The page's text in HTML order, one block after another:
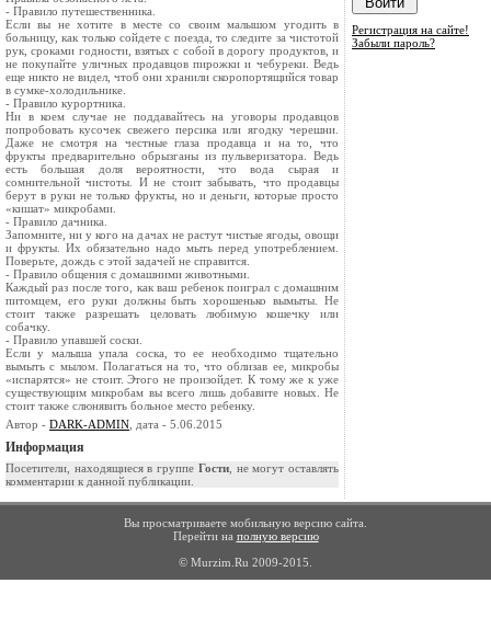
- Правило путешественника.
Если вы не хотите в месте со своим малышом угодить в
больницу, как только сойдете с поезда, то следите за чистотой
рук, сроками годности, взятых с собой в дорогу продуктов, и
не покупайте уличных продавцов пирожки и чебуреки. Ведь
еще никто не видел, чтоб они хранили скоропортящийся товар
в сумке-холодильнике.
- Правило курортника.
Ни в коем случае не поддавайтесь на уговоры продавцов
попробовать кусочек свежего персика или ягодку черешни.
Даже не смотря на честные глаза продавца и на то, что
фрукты предварительно обрызганы из пульверизатора. Ведь
есть большая доля вероятности, что вода сырая и
сомнительной чистоты. И не стоит забывать, что продавцы
берут в руки не только фрукты, но и деньги, которые просто
«кишат» микробами.
- Правило дачника.
Запомните, ни у кого на дачах не растут чистые ягоды, овощи
и фрукты. Их обязательно надо мыть перед употреблением.
Поверьте, дождь с этой задачей не справится.
- Правило общения с домашними животными.
Каждый раз после того, как ваш ребенок поиграл с домашним
питомцем, его руки должны быть хорошенько вымыты. Не
стоит также разрешать целовать любимую кошечку или
собачку.
- Правило упавшей соски.
Если у малыша упала соска, то ее необходимо тщательно
вымыть с мылом. Полагаться на то, что облизав ее, микробы
«испарятся» не стоит. Этого не произойдет. К тому же к уже
существующим микробам вы всего лишь добавите новых. Не
стоит также слюнявить больное место ребенку.
Автор - DARK-ADMIN , дата - 5.06.2015
Информация
Посетители, находящиеся в группе Гости, не могут оставлять
комментарии к данной публикации.
Регистрация на сайте!
Забыли пароль?
Вы просматриваете мобильную версию сайта.
Перейти на полную версию
© Murzim.Ru 2009-2015.